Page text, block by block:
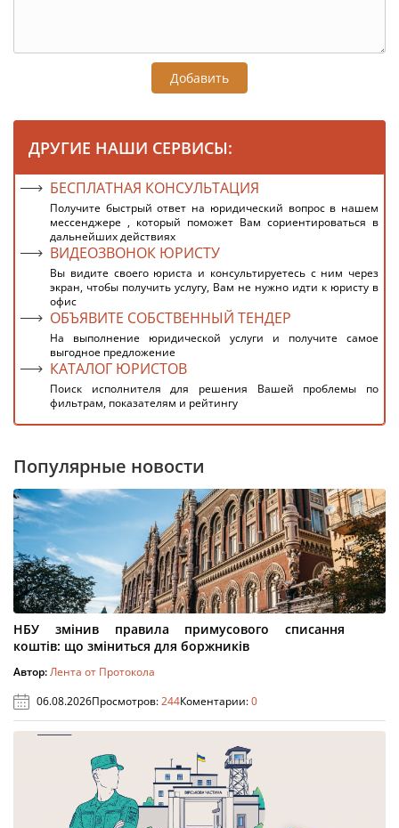
Добавить
ДРУГИЕ НАШИ СЕРВИСЫ:
БЕСПЛАТНАЯ КОНСУЛЬТАЦИЯ
Получите быстрый ответ на юридический вопрос в нашем
мессенджере , который поможет Вам сориентироваться в
дальнейших действиях
ВИДЕОЗВОНОК ЮРИСТУ
Вы видите своего юриста и консультируетесь с ним через
экран, чтобы получить услугу, Вам не нужно идти к юристу в
офис
ОБЪЯВИТЕ СОБСТВЕННЫЙ ТЕНДЕР
На выполнение юридической услуги и получите самое
выгодное предложение
КАТАЛОГ ЮРИСТОВ
Поиск исполнителя для решения Вашей проблемы по
фильтрам, показателям и рейтингу
Популярные новости
НБУ змінив правила примусового списання
коштів: що зміниться для боржників
Автор:Лента от Протокола
06.08.2026Просмотров:244Коментарии:0